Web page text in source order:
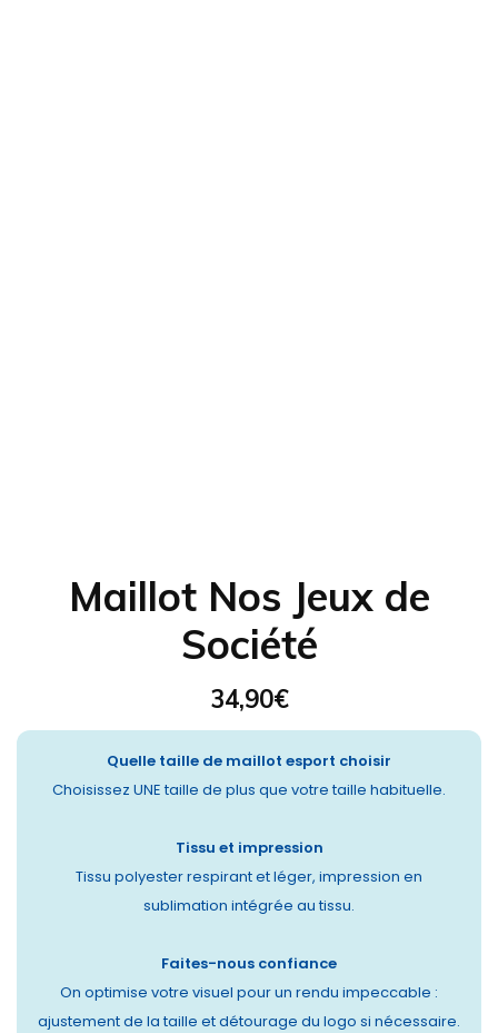
Maillot Nos Jeux de
Société
34,90€
Quelle taille de maillot esport choisir
Choisissez UNE taille de plus que votre taille habituelle.
Tissu et impression
Tissu polyester respirant et léger, impression en
sublimation intégrée au tissu.
Faites-nous confiance
On optimise votre visuel pour un rendu impeccable :
ajustement de la taille et détourage du logo si nécessaire.